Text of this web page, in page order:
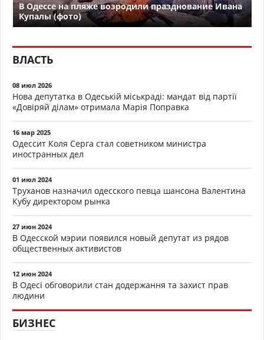
В Одессе на пляже возродили празднование Ивана
Купалы (фото)
ВЛАСТЬ
08 июл 2026
Нова депутатка в Одеській міськраді: мандат від партії
«Довіряй ділам» отримала Марія Поправка
16 мар 2025
Одессит Коля Серга стал советником министра
иностранных дел
01 июл 2024
Труханов назначил одесского певца шансона Валентина
Кубу директором рынка
27 июн 2024
В Одесской мэрии появился новый депутат из рядов
общественных активистов
12 июн 2024
В Одесі обговорили стан додержання та захист прав
людини
БИЗНЕС